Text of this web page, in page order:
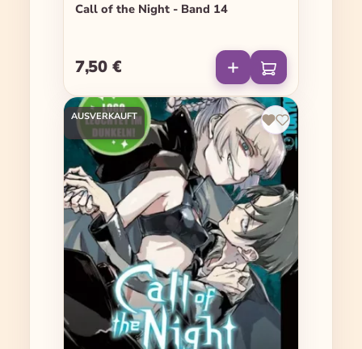
Call of the Night - Band 14
Regulärer Preis:
7,50 €
AUSVERKAUFT